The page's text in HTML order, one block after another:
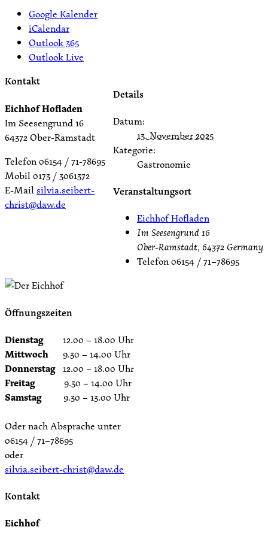
Google Kalender
iCalendar
Outlook 365
Outlook Live
Details
Datum:
13. November 2025
Kategorie:
Gastronomie
Veranstaltungsort
Eichhof Hofladen
Im Seesengrund 16
Ober-Ramstadt, 64372 Germany
Telefon06154 / 71–78695
Kontakt
Eichhof Hofladen
Im Seesengrund 16
64372 Ober-Ramstadt
Telefon 06154 / 71-78695
Mobil 0173 / 3061372
E-Mailsilvia.seibert-
christ@daw.de
Öffnungszeiten
Dienstag 12.00 – 18.00 Uhr
Mittwoch 9.30 – 14.00 Uhr
Donnerstag 12.00 – 18.00 Uhr
Freitag 9.30 – 14.00 Uhr
Samstag 9.30 – 13.00 Uhr
Oder nach Absprache unter
06154 / 71–78695
oder
silvia.seibert-christ@daw.de
Kontakt
Eichhof